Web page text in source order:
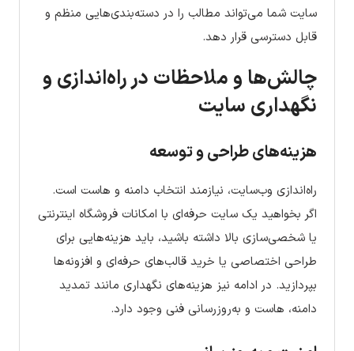
سایت شما می‌تواند مطالب را در دسته‌بندی‌هایی منظم و
قابل دسترسی قرار دهد.
چالش‌ها و ملاحظات در راه‌اندازی و
نگهداری سایت
هزینه‌های طراحی و توسعه
راه‌اندازی وب‌سایت، نیازمند انتخاب دامنه و هاست است.
اگر بخواهید یک سایت حرفه‌ای با امکانات فروشگاه اینترنتی
یا شخصی‌سازی بالا داشته باشید، باید هزینه‌هایی برای
طراحی اختصاصی یا خرید قالب‌های حرفه‌ای و افزونه‌ها
بپردازید. در ادامه نیز هزینه‌های نگهداری مانند تمدید
دامنه، هاست و به‌روزرسانی فنی وجود دارد.